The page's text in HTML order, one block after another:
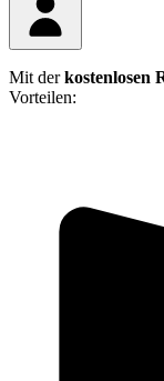
Mit derkostenlosen
Vorteilen: